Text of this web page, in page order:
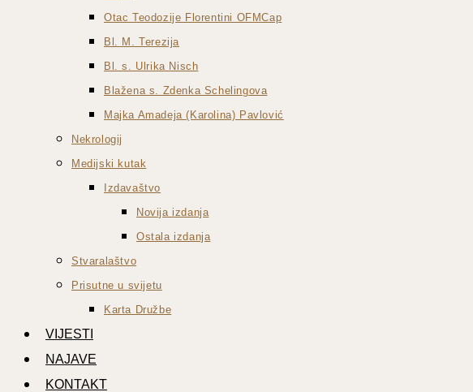
Otac Teodozije Florentini OFMCap
Bl. M. Terezija
Bl. s. Ulrika Nisch
Blažena s. Zdenka Schelingova
Majka Amadeja (Karolina) Pavlović
Nekrologij
Medijski kutak
Izdavaštvo
Novija izdanja
Ostala izdanja
Stvaralaštvo
Prisutne u svijetu
Karta Družbe
VIJESTI
NAJAVE
KONTAKT